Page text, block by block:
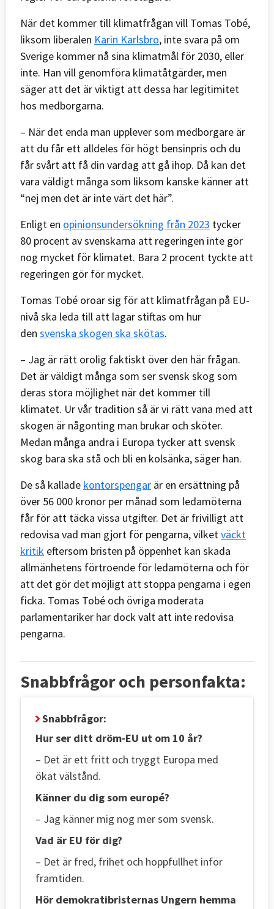
När det kommer till klimatfrågan vill Tomas Tobé,
liksom liberalen Karin Karlsbro, inte svara på om
Sverige kommer nå sina klimatmål för 2030, eller
inte. Han vill genomföra klimatåtgärder, men
säger att det är viktigt att dessa har legitimitet
hos medborgarna.
– När det enda man upplever som medborgare är
att du får ett alldeles för högt bensinpris och du
får svårt att få din vardag att gå ihop. Då kan det
vara väldigt många som liksom kanske känner att
“nej men det är inte värt det här”.
Enligt en opinionsundersökning från 2023 tycker
80 procent av svenskarna att regeringen inte gör
nog mycket för klimatet. Bara 2 procent tyckte att
regeringen gör för mycket.
Tomas Tobé oroar sig för att klimatfrågan på EU-
nivå ska leda till att lagar stiftas om hur
den svenska skogen ska skötas.
– Jag är rätt orolig faktiskt över den här frågan.
Det är väldigt många som ser svensk skog som
deras stora möjlighet när det kommer till
klimatet. Ur vår tradition så är vi rätt vana med att
skogen är någonting man brukar och sköter.
Medan många andra i Europa tycker att svensk
skog bara ska stå och bli en kolsänka, säger han.
De så kallade kontorspengar är en ersättning på
över 56 000 kronor per månad som ledamöterna
får för att täcka vissa utgifter. Det är frivilligt att
redovisa vad man gjort för pengarna, vilket väckt
kritik eftersom bristen på öppenhet kan skada
allmänhetens förtroende för ledamöterna och för
att det gör det möjligt att stoppa pengarna i egen
ficka. Tomas Tobé och övriga moderata
parlamentariker har dock valt att inte redovisa
pengarna.
Snabbfrågor och personfakta:
Snabbfrågor:
Hur ser ditt dröm-EU ut om 10 år?
– Det är ett fritt och tryggt Europa med
ökat välstånd.
Känner du dig som europé?
– Jag känner mig nog mer som svensk.
Vad är EU för dig?
– Det är fred, frihet och hoppfullhet inför
framtiden.
Hör demokratibristernas Ungern hemma